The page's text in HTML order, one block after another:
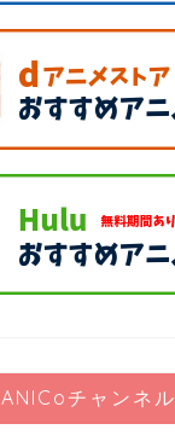
ANICoチャンネル